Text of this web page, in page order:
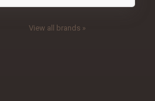
View all brands »